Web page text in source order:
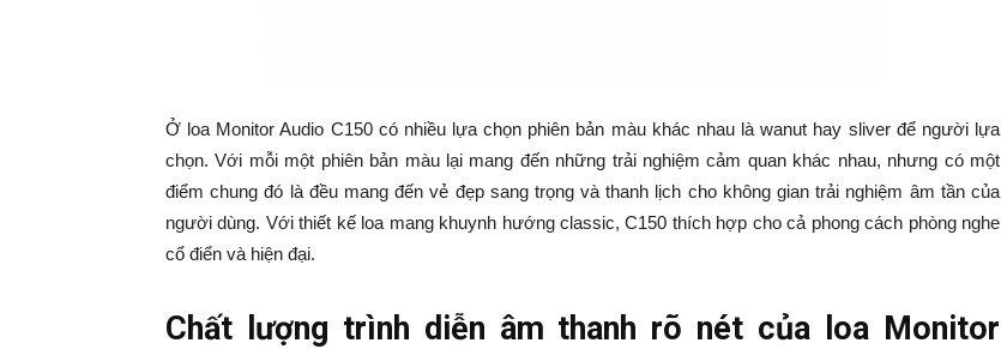
Ở loa Monitor Audio C150 có nhiều lựa chọn phiên bản màu khác nhau là wanut hay sliver để người lựa
chọn. Với mỗi một phiên bản màu lại mang đến những trải nghiệm cảm quan khác nhau, nhưng có một
điểm chung đó là đều mang đến vẻ đẹp sang trọng và thanh lịch cho không gian trải nghiệm âm tần của
người dùng. Với thiết kế loa mang khuynh hướng classic, C150 thích hợp cho cả phong cách phòng nghe
cổ điển và hiện đại.
Chất lượng trình diễn âm thanh rõ nét của loa Monitor